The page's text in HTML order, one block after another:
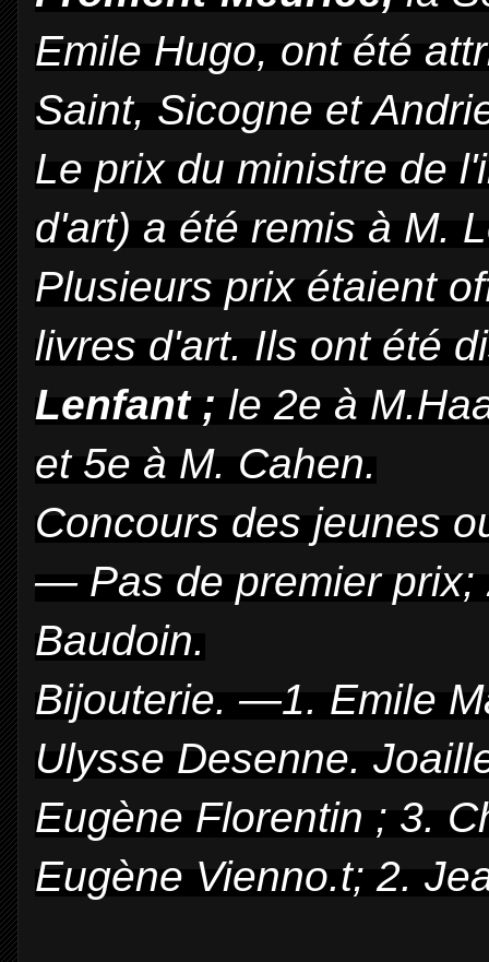
Emile Hugo, ont été
Saint, Sicogne et
Le prix du ministre de
d'art) a été remis à M.
Plusieurs prix étaient
livres d'art. Ils ont été
Lenfant ; le 2e à M.
et 5e à M. Cahen.
Concours des jeunes
— Pas de premier prix;
Baudoin.
Bijouterie. —1. Emile
Ulysse Desenne.
Eugène Florentin ; 3.
Eugène Vienno.t; 2.